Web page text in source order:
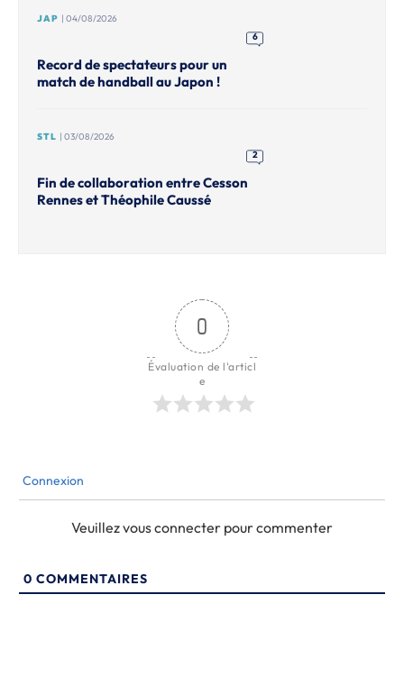
JAP | 04/08/2026
6
Record de spectateurs pour un
match de handball au Japon !
STL | 03/08/2026
2
Fin de collaboration entre Cesson
Rennes et Théophile Caussé
0
Évaluation de l'articl
e
Connexion
Veuillez vous connecter pour commenter
0 COMMENTAIRES